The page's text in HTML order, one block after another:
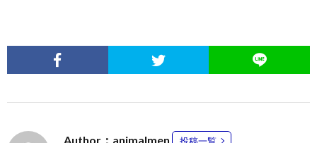
Author：animalmen 投稿一覧